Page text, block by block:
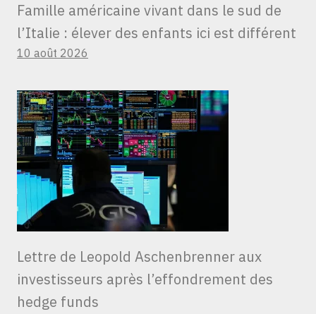
Famille américaine vivant dans le sud de
l’Italie : élever des enfants ici est différent
10 août 2026
Lettre de Leopold Aschenbrenner aux
investisseurs après l’effondrement des
hedge funds